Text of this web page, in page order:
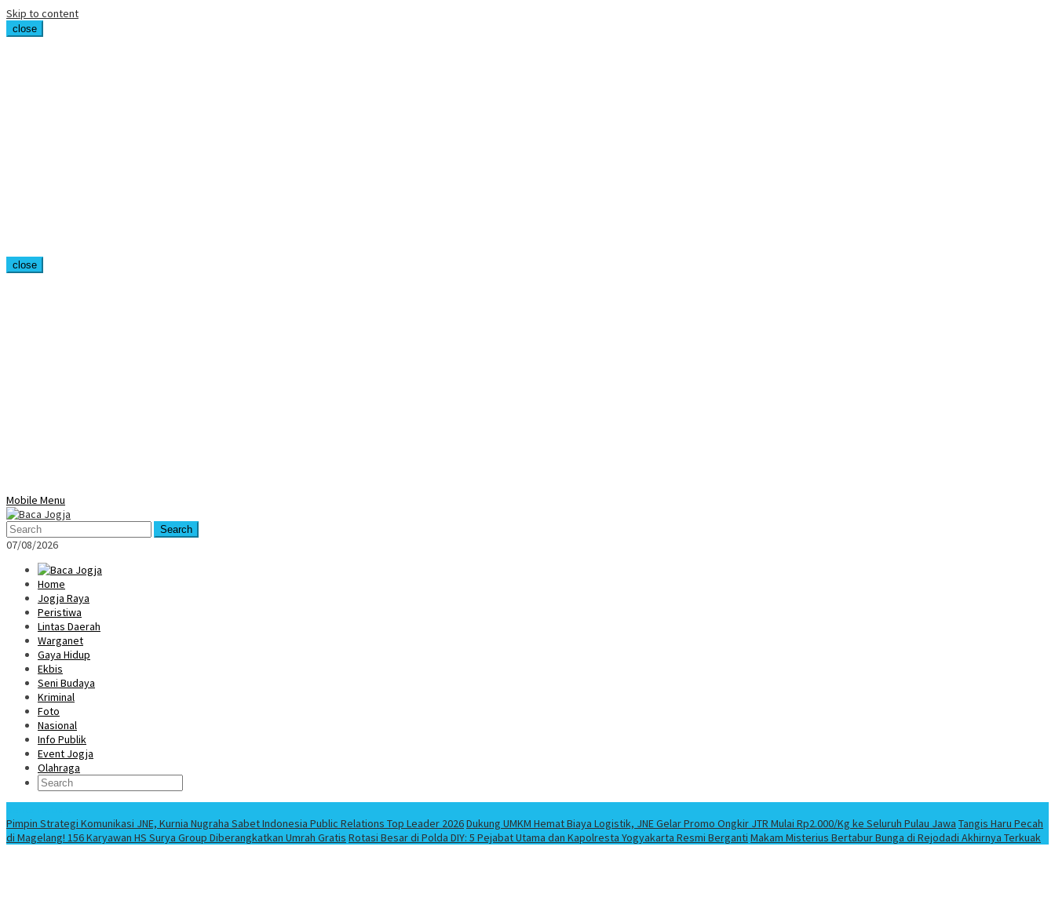
Skip to content
close
close
Mobile Menu
Search
07/08/2026
Home
Jogja Raya
Peristiwa
Lintas Daerah
Warganet
Gaya Hidup
Ekbis
Seni Budaya
Kriminal
Foto
Nasional
Info Publik
Event Jogja
Olahraga
Pimpin Strategi Komunikasi JNE, Kurnia Nugraha Sabet Indonesia Public Relations Top Leader 2026Dukung UMKM Hemat Biaya Logistik, JNE Gelar Promo Ongkir JTR Mulai Rp2.000/Kg ke Seluruh Pulau Jawa Tangis Haru Pecah
di Magelang! 156 Karyawan HS Surya Group Diberangkatkan Umrah Gratis Rotasi Besar di Polda DIY: 5 Pejabat Utama dan Kapolresta Yogyakarta Resmi Berganti Makam Misterius Bertabur Bunga di Rejodadi Akhirnya Terkuak